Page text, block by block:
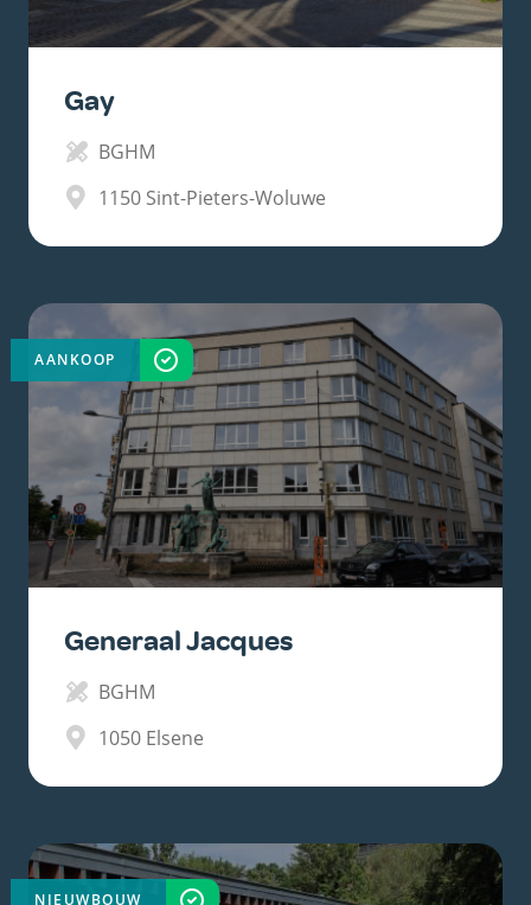
Gay
BGHM
1150 Sint-Pieters-Woluwe
Generaal Jacques
BGHM
1050 Elsene
AANKOOP VOLTOOID
NIEUWBOUW VOLTOOID